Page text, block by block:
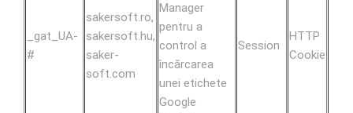
_gat_UA-
#
sakersoft.ro,
sakersoft.hu,
saker-
soft.com
Manager
pentru a
control a
încărcarea
unei etichete
Google
Session
HTTP
Cookie